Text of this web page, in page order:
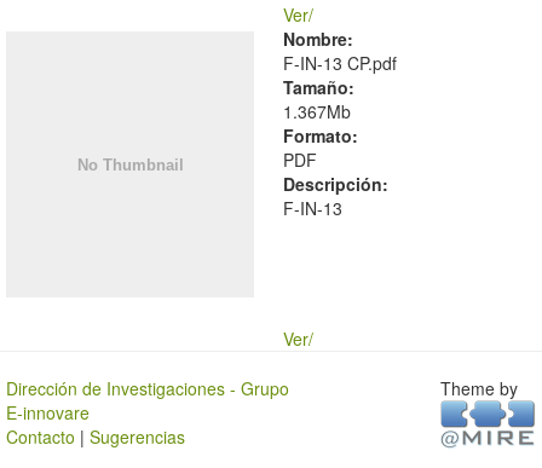
Ver/
Nombre:
F-IN-13 CP.pdf
Tamaño:
1.367Mb
Formato:
PDF
Descripción:
F-IN-13
Ver/
Dirección de Investigaciones - Grupo
E-innovare
Contacto | Sugerencias
Theme by